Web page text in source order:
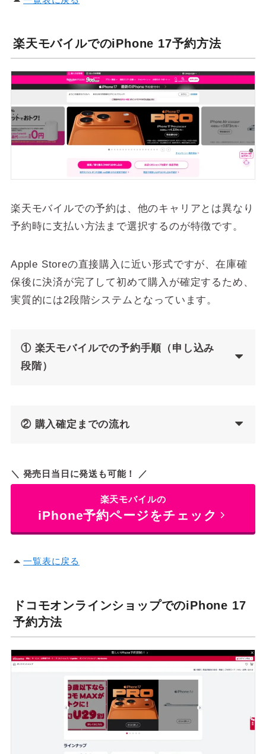
楽天モバイルでのiPhone 17予約方法
楽天モバイルでの予約は、他のキャリアとは異なり
予約時に支払い方法まで選択するのが特徴です。
Apple Storeの直接購入に近い形式ですが、在庫確
保後に決済が完了して初めて購入が確定するため、
実質的には2段階システムとなっています。
① 楽天モバイルでの予約手順（申し込み
段階）
② 購入確定までの流れ
＼ 発売日当日に発送も可能！ ／
楽天モバイルの
iPhone予約ページをチェック
一覧表に戻る
ドコモオンラインショップでのiPhone 17
予約方法